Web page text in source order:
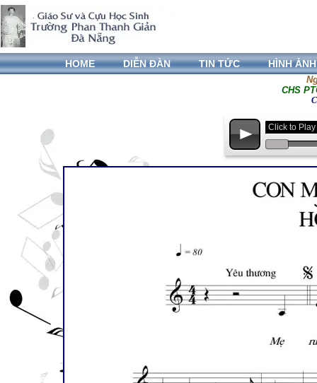
HOME DIỄN ĐÀN TIN TỨC HÌNH ẢNH
CHS
p Click to